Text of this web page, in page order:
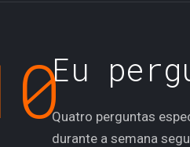
00:10 —
Eu
Quatro perguntas
durante a semana